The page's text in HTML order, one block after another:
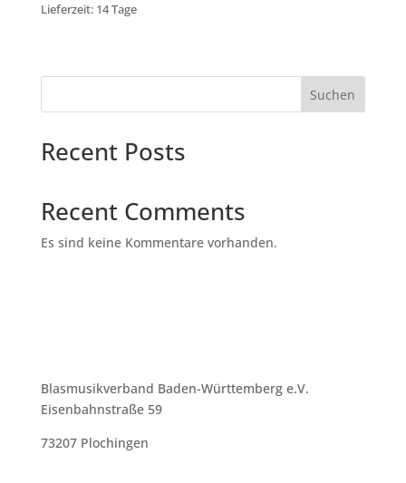
Lieferzeit: 14 Tage
Suchen
Recent Posts
Recent Comments
Es sind keine Kommentare vorhanden.
Blasmusikverband Baden-Württemberg e.V.
Eisenbahnstraße 59
73207 Plochingen